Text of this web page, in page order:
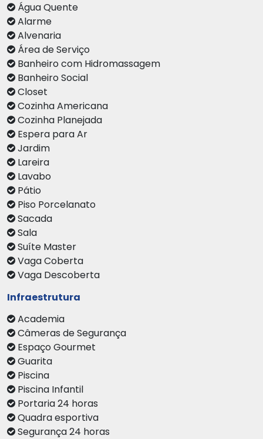
Água Quente
Alarme
Alvenaria
Área de Serviço
Banheiro com Hidromassagem
Banheiro Social
Closet
Cozinha Americana
Cozinha Planejada
Espera para Ar
Jardim
Lareira
Lavabo
Pátio
Piso Porcelanato
Sacada
Sala
Suíte Master
Vaga Coberta
Vaga Descoberta
Infraestrutura
Academia
Câmeras de Segurança
Espaço Gourmet
Guarita
Piscina
Piscina Infantil
Portaria 24 horas
Quadra esportiva
Segurança 24 horas